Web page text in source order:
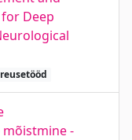
Deep
-